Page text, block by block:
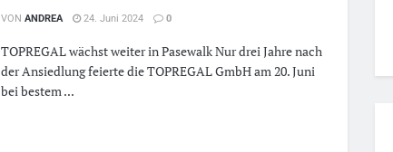
VON ANDREA 24. Juni 2024 0
TOPREGAL wächst weiter in Pasewalk Nur drei Jahre nach
der Ansiedlung feierte die TOPREGAL GmbH am 20. Juni
bei bestem ...